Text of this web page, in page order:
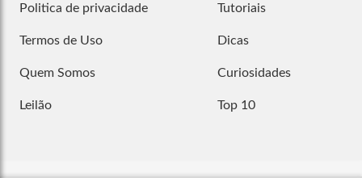
Politica de privacidade
Termos de Uso
Quem Somos
Leilão
Tutoriais
Dicas
Curiosidades
Top 10